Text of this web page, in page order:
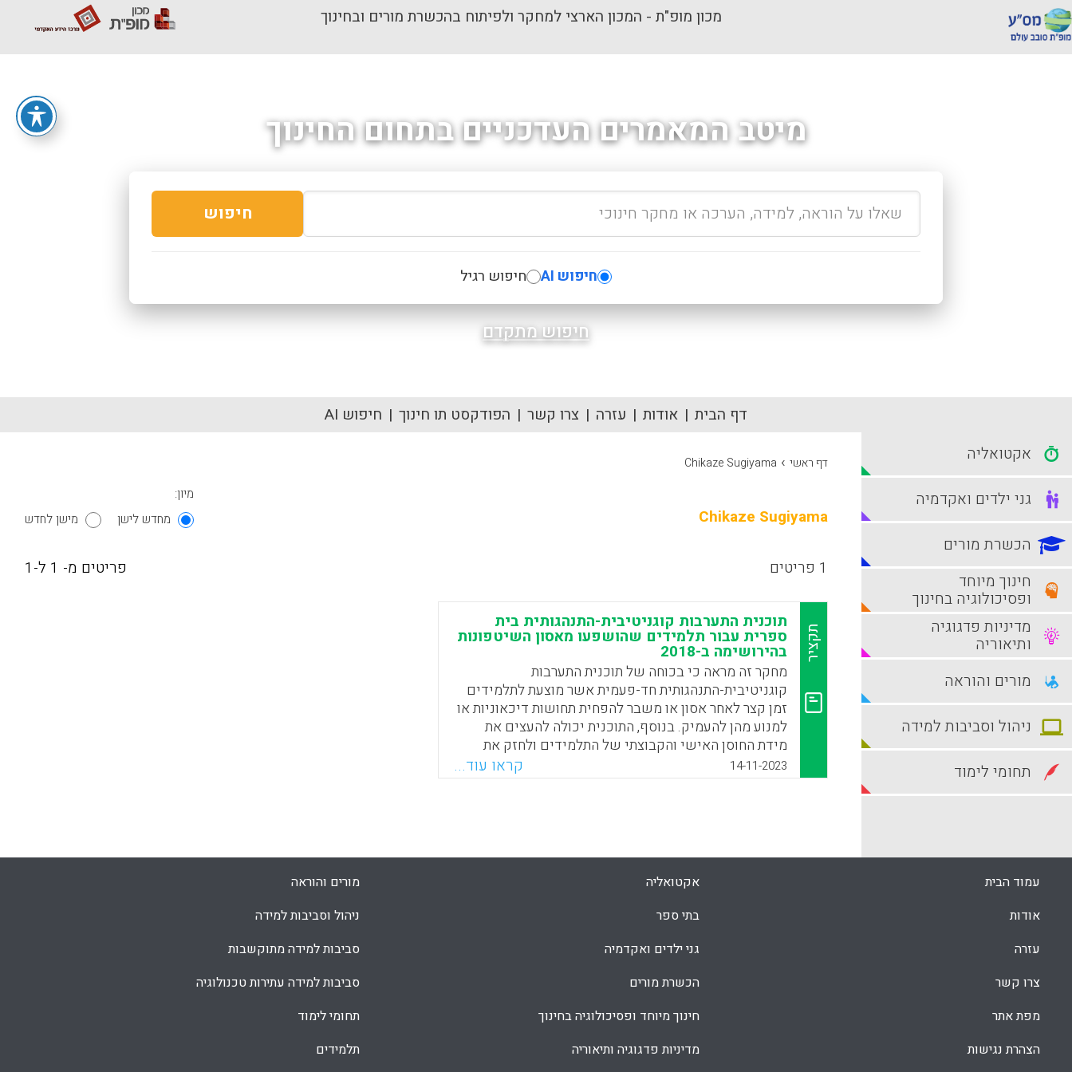
מכון מופ"ת - המכון הארצי למחקר ולפיתוח בהכשרת מורים ובחינוך
מיטב המאמרים העדכניים בתחום החינוך
חיפוש
חיפוש AI חיפוש רגיל
חיפוש מתקדם
דף הבית אודות עזרה צרו קשר הפודקסט תו חינוך חיפוש AI
דף ראשי ›
Chikaze Sugiyama
Chikaze Sugiyama
מיון:
מחדש לישן
מישן לחדש
1 פריטים פריטים מ- 1 ל-1
תקציר
תוכנית התערבות קוגניטיבית-התנהגותית בית
ספרית עבור תלמידים שהושפעו מאסון השיטפונות
בהירושימה ב-2018
מחקר זה מראה כי בכוחה של תוכנית התערבות
קוגניטיבית-התנהגותית חד-פעמית אשר מוצעת לתלמידים
זמן קצר לאחר אסון או משבר להפחית תחושות דיכאוניות או
למנוע מהן להעמיק. בנוסף, התוכנית יכולה להעצים את
מידת החוסן האישי והקבוצתי של התלמידים ולחזק את
תחושת הקהילתיות. עוד בטרם יהלום בקהילה אסון או
משבר, ולבטח אחריו, רצוי מאוד לשריין זמן להענקת תמיכה
להציע לתלמידים ולאנשי הסגל תוכנית התערבות
קוגניטיבית-התנהגותית.
WhatsApp
Facebook
Email
X
14-11-2023 קראו עוד...
אקטואליה
גני ילדים ואקדמיה
הכשרת מורים
חינוך מיוחד
ופסיכולוגיה בחינוך
מדיניות פדגוגיה
ותיאוריה
מורים והוראה
ניהול וסביבות למידה
תחומי לימוד
עמוד הבית
אודות
עזרה
צרו קשר
מפת אתר
הצהרת נגישות
אקטואליה
בתי ספר
גני ילדים ואקדמיה
הכשרת מורים
חינוך מיוחד ופסיכולוגיה בחינוך
מדיניות פדגוגיה ותיאוריה
מורים והוראה
ניהול וסביבות למידה
סביבות למידה מתוקשבות
סביבות למידה עתירות טכנולוגיה
תחומי לימוד
תלמידים